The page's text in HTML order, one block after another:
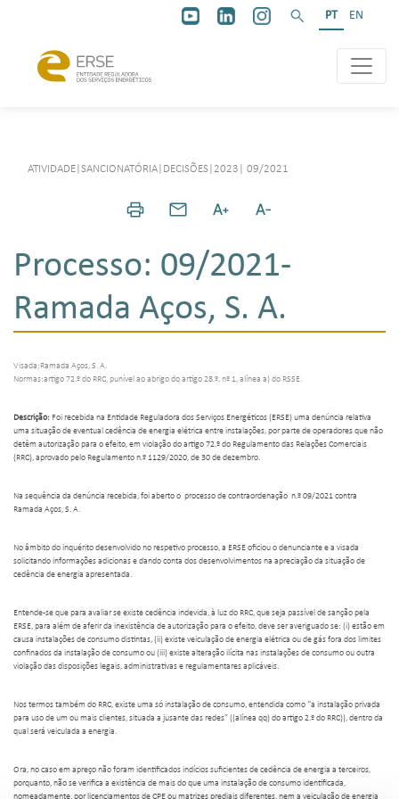
PT EN
ATIVIDADE SANCIONATÓRIA DECISÕES 2023 09/2021
Processo: 09/2021-
Ramada Aços, S. A.
Visada:Ramada Aços, S. A.
Normas:artigo 72.º do RRC, punível ao abrigo do artigo 28.º, nº 1, alínea a) do RSSE.
Descrição: Foi recebida na Entidade Reguladora dos Serviços Energéticos (ERSE) uma denúncia relativa
uma situação de eventual cedência de energia elétrica entre instalações, por parte de operadores que não
detêm autorização para o efeito, em violação do artigo 72.º do Regulamento das Relações Comerciais
(RRC), aprovado pelo Regulamento n.º 1129/2020, de 30 de dezembro.
Na sequência da denúncia recebida, foi aberto o processo de contraordenação n.º 09/2021 contra
Ramada Aços, S. A.
No âmbito do inquérito desenvolvido no respetivo processo, a ERSE oficiou o denunciante e a visada
solicitando informações adicionas e dando conta dos desenvolvimentos na apreciação da situação de
cedência de energia apresentada.
Entende-se que para avaliar se existe cedência indevida, à luz do RRC, que seja passível de sanção pela
ERSE, para além de aferir da inexistência de autorização para o efeito, deve ser averiguado se: (i) estão em
causa instalações de consumo distintas, (ii) existe veiculação de energia elétrica ou de gás fora dos limites
confinados da instalação de consumo ou (iii) existe alteração ilícita nas instalações de consumo ou outra
violação das disposições legais, administrativas e regulamentares aplicáveis.
Nos termos também do RRC, existe uma só instalação de consumo, entendida como “a instalação privada
para uso de um ou mais clientes, situada a jusante das redes” ((alínea qq) do artigo 2.º do RRC)), dentro da
qual será veiculada a energia.
Ora, no caso em apreço não foram identificados indícios suficientes de cedência de energia a terceiros,
porquanto, não se verifica a existência de mais do que uma instalação de consumo identificada,
nomeadamente, por licenciamentos de CPE ou matrizes prediais diferentes, nem a veiculação de energia